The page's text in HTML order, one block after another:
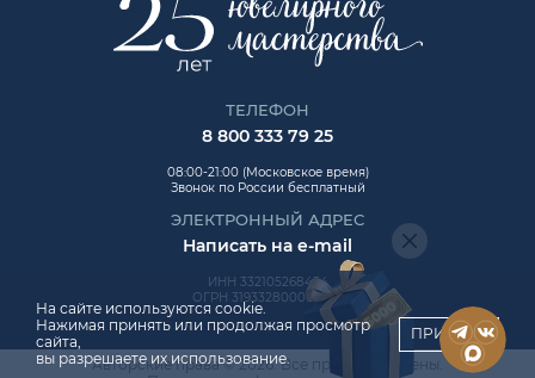
ТЕЛЕФОН
8 800 333 79 25
08:00-21:00 (Московское время)
Звонок по России бесплатный
ЭЛЕКТРОННЫЙ АДРЕС
Написать на e-mail
ИНН 332105268454
ОГРН 319332800006992
Авторские права © 2026. Все права защищены.
На сайте используются cookie.
Нажимая принять или продолжая просмотр
сайта,
вы разрешаете их использование.
ПРИНЯТЬ